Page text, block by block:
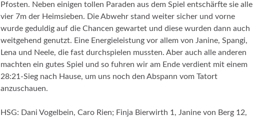
Pfosten. Neben einigen tollen Paraden aus dem Spiel entschärfte sie alle
vier 7m der Heimsieben. Die Abwehr stand weiter sicher und vorne
wurde geduldig auf die Chancen gewartet und diese wurden dann auch
weitgehend genutzt. Eine Energieleistung vor allem von Janine, Spangi,
Lena und Neele, die fast durchspielen mussten. Aber auch alle anderen
machten ein gutes Spiel und so fuhren wir am Ende verdient mit einem
28:21-Sieg nach Hause, um uns noch den Abspann vom Tatort
anzuschauen.
HSG: Dani Vogelbein, Caro Rien; Finja Bierwirth 1, Janine von Berg 12,